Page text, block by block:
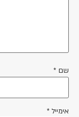
שם *
אימייל *